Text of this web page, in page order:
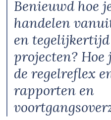
Benieuwd hoe
handelen
en
projecten?
de regelreflex
rapporten en